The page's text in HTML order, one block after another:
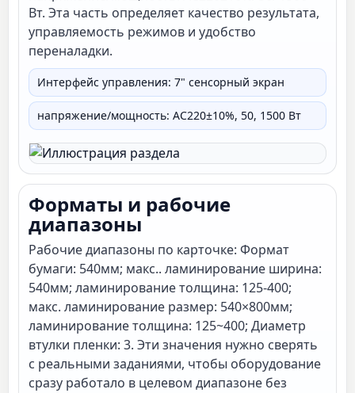
Вт. Эта часть определяет качество результата,
управляемость режимов и удобство
переналадки.
Интерфейс управления: 7" сенсорный экран
напряжение/мощность: AC220±10%, 50, 1500 Вт
Форматы и рабочие
диапазоны
Рабочие диапазоны по карточке: Формат
бумаги: 540мм; макс.. ламинирование ширина:
540мм; ламинирование толщина: 125-400;
макс. ламинирование размер: 540×800мм;
ламинирование толщина: 125~400; Диаметр
втулки пленки: 3. Эти значения нужно сверять
с реальными заданиями, чтобы оборудование
сразу работало в целевом диапазоне без